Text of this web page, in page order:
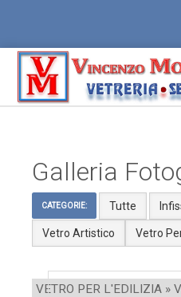
Galleria
CATEGORIE: Tutte
Vetro Artistico Vetro
VETRO PER L'EDILIZIA »